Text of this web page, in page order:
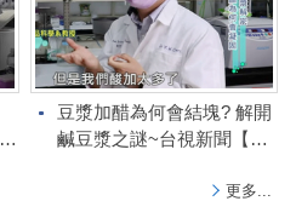
豆漿加醋為何會結塊? 解開
鹹豆漿之謎~台視新聞【發
更多...